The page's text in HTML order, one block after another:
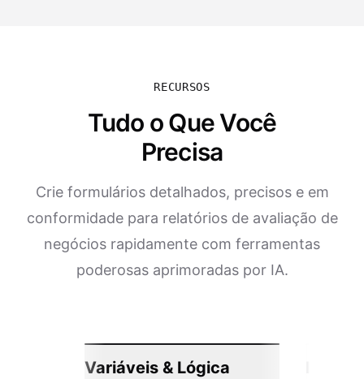
RECURSOS
Tudo o Que Você
Precisa
Crie formulários detalhados, precisos e em
conformidade para relatórios de avaliação de
negócios rapidamente com ferramentas
poderosas aprimoradas por IA.
Variáveis & Lógica